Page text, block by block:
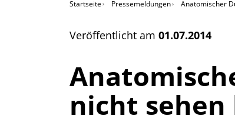
Startseite Pressemeldungen Anatomischer
Veröffentlicht am 01.07.2014
nicht sehen